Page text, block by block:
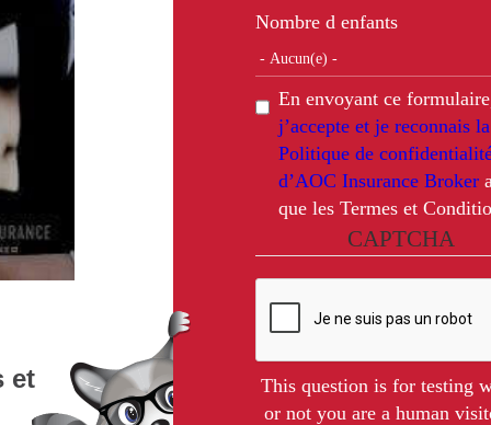
et
Nombre d enfants
En envoyant ce
j’accepte et je reconnais la
Politique de
d’AOC Insurance Broker
que les Termes et
CAPTCHA
This question is for testing
or not you are a human